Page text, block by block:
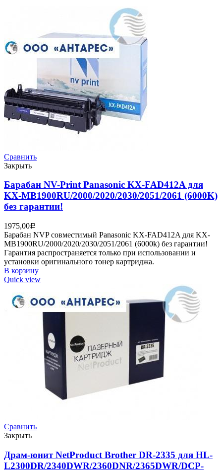
Сравнить
Закрыть
Барабан NV-Print Panasonic KX-FAD412A для
KX-MB1900RU/2000/2020/2030/2051/2061 (6000K)
без гарантии!
1975,00Р
Барабан NVP совместимый Panasonic KX-FAD412A для KX-
MB1900RU/2000/2020/2030/2051/2061 (6000k) без гарантии!
Гарантия распространяется только при использовании и
установки оригинального тонер картриджа.
В корзину
Quick view
Сравнить
Закрыть
Драм-юнит NetProduct Brother DR-2335 для HL-
L2300DR/2340DWR/2360DNR/2365DWR/DCP-